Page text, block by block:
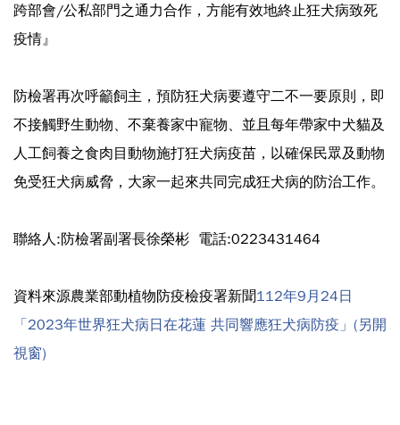
跨部會/公私部門之通力合作，方能有效地終止狂犬病致死
疫情』
防檢署再次呼籲飼主，預防狂犬病要遵守二不一要原則，即
不接觸野生動物、不棄養家中寵物、並且每年帶家中犬貓及
人工飼養之食肉目動物施打狂犬病疫苗，以確保民眾及動物
免受狂犬病威脅，大家一起來共同完成狂犬病的防治工作。
聯絡人:防檢署副署長徐榮彬 電話:0223431464
資料來源農業部動植物防疫檢疫署新聞112年9月24日
「2023年世界狂犬病日在花蓮 共同響應狂犬病防疫」(另開
視窗)